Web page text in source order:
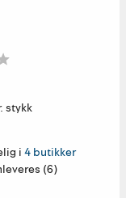
stykk
i 4 butikker
(6)